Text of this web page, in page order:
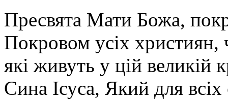
Пресвята Мати Божа,
Покровом усіх християн,
які живуть у цій великій
Сина Ісуса, Який для